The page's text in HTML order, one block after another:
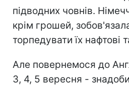
підводних човнів.
крім грошей,
торпедувати їх нафтові
Але повернемося до
3, 4, 5 вересня -